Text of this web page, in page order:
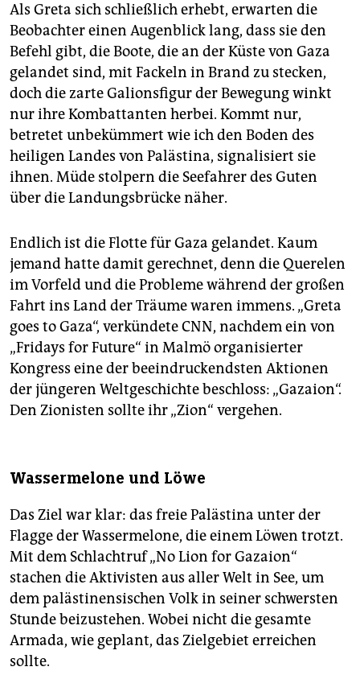
Als Greta sich schließlich erhebt, erwarten die
Beobachter einen Augenblick lang, dass sie den
Befehl gibt, die Boote, die an der Küste von Gaza
gelandet sind, mit Fackeln in Brand zu stecken,
doch die zarte Ga­lions­figur der Bewegung winkt
nur ihre Kombattanten herbei. Kommt nur,
betretet unbekümmert wie ich den Boden des
heiligen Landes von Palästina, signalisiert sie
ihnen. Müde stolpern die Seefahrer des Guten
über die Landungsbrücke näher.
Endlich ist die Flotte für Gaza gelandet. Kaum
jemand hatte damit gerechnet, denn die Querelen
im Vorfeld und die Pro­ble­me während der großen
Fahrt ins Land der Träume waren immens. „Greta
goes to Gaza“, verkündete CNN, nachdem ein von
„Fridays for Future“ in Malmö organisierter
Kongress eine der beeindruckendsten Aktionen
der jüngeren Weltgeschichte beschloss: „Gazaion“.
Den Zionisten sollte ihr „Zion“ vergehen.
Wassermelone und Löwe
Das Ziel war klar: das freie Palästina unter der
Flagge der Wassermelone, die einem Löwen trotzt.
Mit dem Schlachtruf „No Lion for Gazaion“
stachen die Aktivisten aus aller Welt in See, um
dem palästinensischen Volk in seiner schwersten
Stunde beizustehen. Wobei nicht die gesamte
Armada, wie geplant, das Zielgebiet erreichen
sollte.